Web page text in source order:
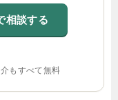
相談する
もすべて無料